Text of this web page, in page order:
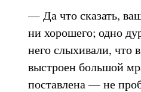
— Да что сказать,
ни хорошего; одно
него слыхивали, что
выстроен большой
поставлена — не